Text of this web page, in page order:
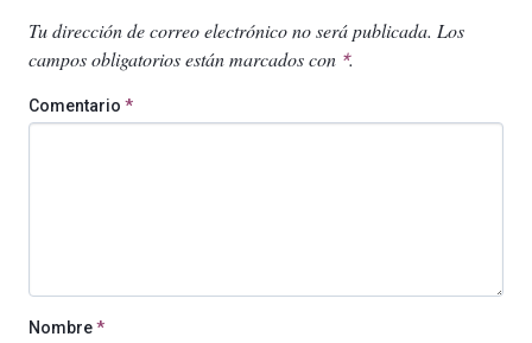
Tu dirección de correo electrónico no será publicada. Los
campos obligatorios están marcados con *.
Comentario *
Nombre*